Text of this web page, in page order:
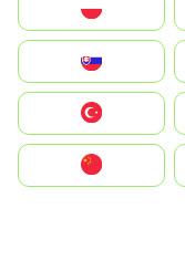
United States
中國香港特別行政區